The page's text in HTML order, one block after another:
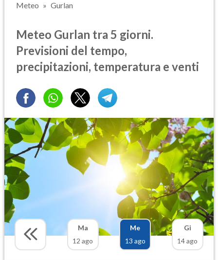
Meteo Gurlan
Meteo Gurlan tra 5 giorni.
Previsioni del tempo,
precipitazioni, temperatura e venti
Ma
12 ago
Me
13 ago
Gi
14 ago